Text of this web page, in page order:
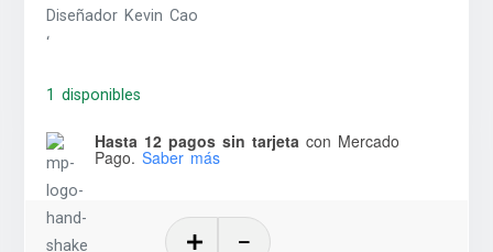
Diseñador Kevin Cao
‘
1 disponibles
Hasta 12 pagos sin tarjeta con Mercado
Pago. Saber más